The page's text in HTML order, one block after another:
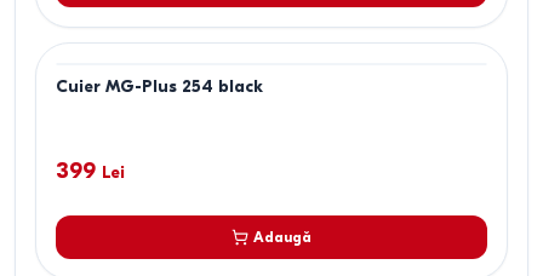
Cuier MG-Plus 254 black
399 Lei
Adaugă